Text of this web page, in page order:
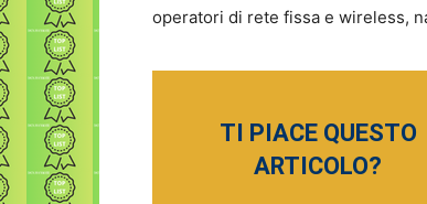
operatori di rete fissa e wireless,
TI PIACE QUESTO
ARTICOLO?